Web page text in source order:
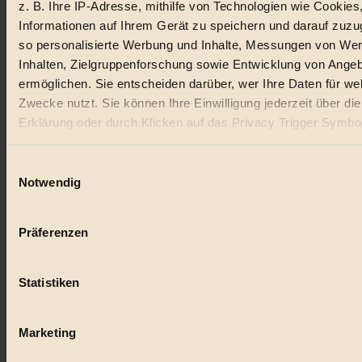
z. B. Ihre IP-Adresse, mithilfe von Technologien wie
Informationen auf Ihrem Gerät zu speichern und darauf
so personalisierte Werbung und Inhalte, Messungen von
Inhalten, Zielgruppenforschung sowie Entwicklung von
ermöglichen. Sie entscheiden darüber, wer Ihre Daten für
Zwecke nutzt. Sie können Ihre Einwilligung jederzeit über
Erklärung oder durch Klicken auf das Privacy Trigger
oder widerrufen
Wenn Sie es erlauben, würden wir auch gerne:
Ihr Gerät durch aktives Scannen nach bestimmten
Erfahren Sie mehr darüber, wie Ihre persönlichen Daten
Notwendig
Präferenzen
Statistiken
Marketing
Lebensmittel
nachhaltig